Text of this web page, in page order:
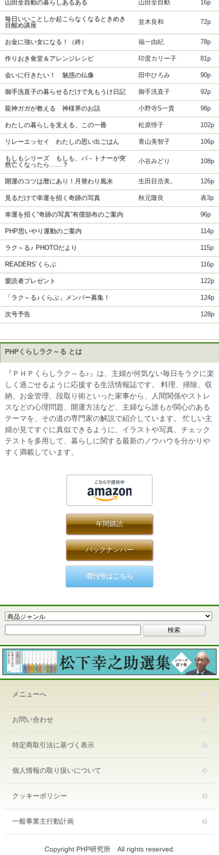
山田全自動の暮らしあるある 山田全自動 16p
毎日いいことしか起こらなくなるときめき
目醒め講座
並木良和 72p
お金に強い女になる！（終） 福一由紀 78p
作りおき食堂＆アレンジレシピ 印度カリー子 81p
会いに行きたい！ 魅惑の仏像 田中ひろみ 90p
御手洗直子の暮らせるだけで丸もうけ日記 御手洗直子 92p
龍神ガガが教える 神様界のお話 小野寺S一貴 98p
わたしの暮らしを支える、この一冊 松原惇子 102p
リレーエッセイ わたしの思い出ごはん 青山美智子 106p
もしもシリーズ もしも、パ－トナーが突
然亡くなったら……？
小谷みどり 108p
開運のコツは暦にあり！月替わり風水 生田目浩美。 126p
見るだけで幸運を招く奇跡の写真 秋元隆良 表3p
幸運を招く“奇跡の写真”有償頒布のご案内 96p
PHP思いやり運動のご案内 114p
ラク～る♪ PHOTOだより 115p
READERS’くらぶ 116p
愛読者プレゼント 122p
「ラク～る♪くらぶ」メンバー募集！ 124p
次号予告 128p
PHPくらしラク～る とは
『ＰＨＰくらしラク～る♪』は、主婦が何気ない毎日をラクに楽
しく過ごせるように応援する生活情報誌です。 料理、掃除、収
納、お金管理、段取り術といった家事から、人間関係やストレ
スなどの心理問題、開運方法など、主婦なら誰もが関心のある
テーマを、その道の専門家の解説で紹介しています。 忙しい主
婦が見てすぐに真似できるように、イラストや写真、チェック
テストを多用して、暮らしに関する最新のノウハウを分かりや
すく満載しています。
年間購読
バックナンバー
増刊号はこちら
メニューへ
お問い合わせ
特定商取引法に基づく表示
個人情報の取り扱いについて
クッキーポリシー
一般事業主行動計画
Copyright PHP研究所 All rights reserved.